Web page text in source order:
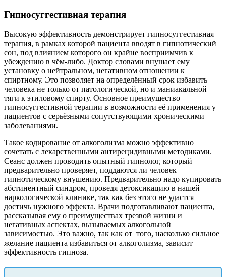
Гипносуггестивная терапия
Высокую эффективность демонстрирует гипносуггестивная
терапия, в рамках которой пациента вводят в гипнотический
сон, под влиянием которого он крайне восприимчив к
убеждению в чём-либо. Доктор словами внушает ему
установку о нейтральном, негативном отношении к
спиртному. Это позволяет на определённый срок избавить
человека не только от патологической, но и маниакальной
тяги к этиловому спирту. Основное преимущество
гипносуггестивной терапии в возможности её применения у
пациентов с серьёзными сопутствующими хроническими
заболеваниями.
Такое кодирование от алкоголизма можно эффективно
сочетать с лекарственными антирецидивными методиками.
Сеанс должен проводить опытный гипнолог, который
предварительно проверяет, поддаются ли человек
гипнотическому внушению. Предварительно надо купировать
абстинентный синдром, проведя детоксикацию в нашей
наркологической клинике, так как без этого не удастся
достичь нужного эффекта. Врачи подготавливают пациента,
рассказывая ему о преимуществах трезвой жизни и
негативных аспектах, вызываемых алкогольной
зависимостью. Это важно, так как от того, насколько сильное
желание пациента избавиться от алкоголизма, зависит
эффективность гипноза.